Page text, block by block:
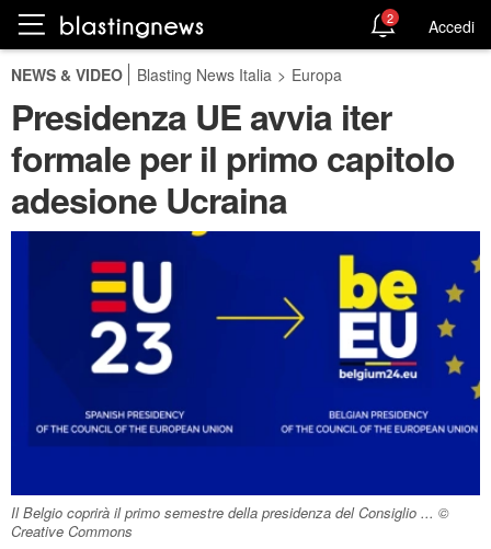
2 Accedi
NEWS & VIDEO Blasting News Italia > Europa
Presidenza UE avvia iter
formale per il primo capitolo
adesione Ucraina
Il Belgio coprirà il primo semestre della presidenza del Consiglio ... ©
Creative Commons